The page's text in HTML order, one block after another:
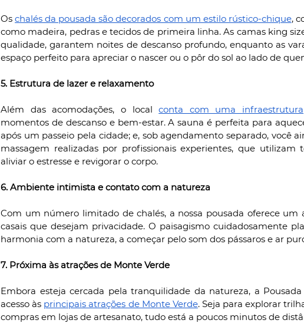
Os chalés da pousada são decorados com um estilo rústico-chique,
como madeira, pedras e tecidos de primeira linha. As camas king
qualidade, garantem noites de descanso profundo, enquanto as
espaço perfeito para apreciar o nascer ou o pôr do sol ao lado de
5. Estrutura de lazer e relaxamento
Além das acomodações, o local conta com uma infraestrutura
momentos de descanso e bem-estar. A sauna é perfeita para
após um passeio pela cidade; e, sob agendamento separado, você
massagem realizadas por profissionais experientes, que utilizam
aliviar o estresse e revigorar o corpo.
6. Ambiente intimista e contato com a natureza
Com um número limitado de chalés, a nossa pousada oferece
casais que desejam privacidade. O paisagismo cuidadosamente
harmonia com a natureza, a começar pelo som dos pássaros e ar
7. Próxima às atrações de Monte Verde
Embora esteja cercada pela tranquilidade da natureza, a
acesso às principais atrações de Monte Verde. Seja para explorar
compras em lojas de artesanato, tudo está a poucos minutos de